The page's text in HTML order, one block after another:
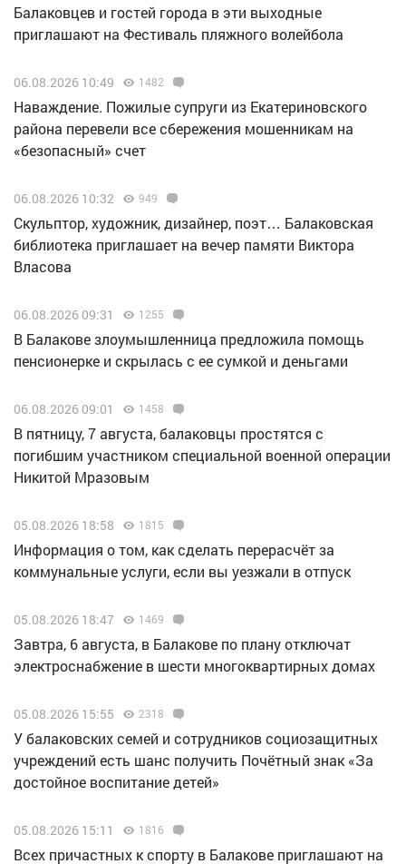
Балаковцев и гостей города в эти выходные
приглашают на Фестиваль пляжного волейбола
06.08.2026 10:49 1482
Наваждение. Пожилые супруги из Екатериновского
района перевели все сбережения мошенникам на
«безопасный» счет
06.08.2026 10:32 949
Скульптор, художник, дизайнер, поэт… Балаковская
библиотека приглашает на вечер памяти Виктора
Власова
06.08.2026 09:31 1255
В Балакове злоумышленница предложила помощь
пенсионерке и скрылась с ее сумкой и деньгами
06.08.2026 09:01 1458
В пятницу, 7 августа, балаковцы простятся с
погибшим участником специальной военной операции
Никитой Мразовым
05.08.2026 18:58 1815
Информация о том, как сделать перерасчёт за
коммунальные услуги, если вы уезжали в отпуск
05.08.2026 18:47 1469
Завтра, 6 августа, в Балакове по плану отключат
электроснабжение в шести многоквартирных домах
05.08.2026 15:55 2318
У балаковских семей и сотрудников социозащитных
учреждений есть шанс получить Почётный знак «За
достойное воспитание детей»
05.08.2026 15:11 1816
Всех причастных к спорту в Балакове приглашают на